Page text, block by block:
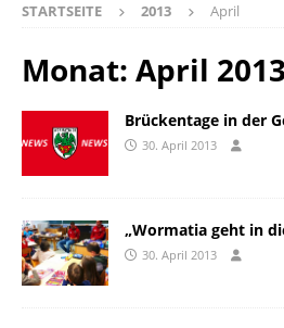
STARTSEITE 2013 April
Monat: April 2013
Brückentage in der
30. April 2013
„Wormatia geht in
30. April 2013